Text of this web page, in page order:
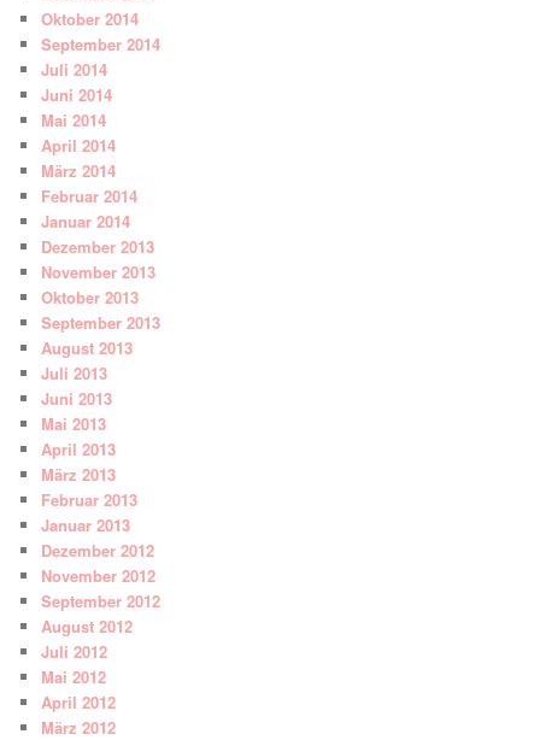
Oktober 2014
September 2014
Juli 2014
Juni 2014
Mai 2014
April 2014
März 2014
Februar 2014
Januar 2014
Dezember 2013
November 2013
Oktober 2013
September 2013
August 2013
Juli 2013
Juni 2013
Mai 2013
April 2013
März 2013
Februar 2013
Januar 2013
Dezember 2012
November 2012
September 2012
August 2012
Juli 2012
Mai 2012
April 2012
März 2012